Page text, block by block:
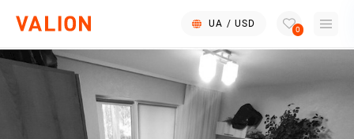
UA / USD
0